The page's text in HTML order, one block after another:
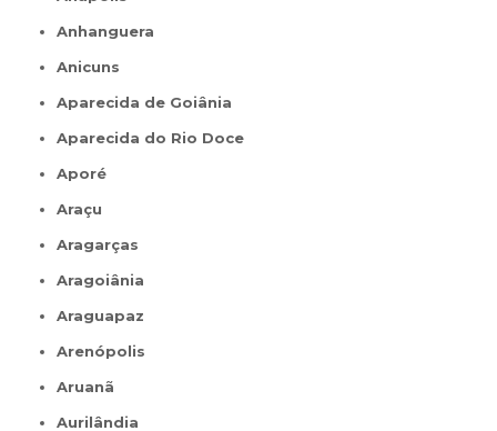
Anhanguera
Anicuns
Aparecida de Goiânia
Aparecida do Rio Doce
Aporé
Araçu
Aragarças
Aragoiânia
Araguapaz
Arenópolis
Aruanã
Aurilândia